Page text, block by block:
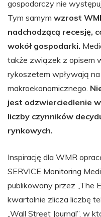
gospodarczy nie
Tym samym wzrost
nadchodzącą recesję,
wokół gospodarki.
także związek z opisem
rykoszetem wpływają
makroekonomicznego.
jest odzwierciedlenie
liczby czynników
rynkowych.
Inspirację dla WMR
SERVICE Monitoring
publikowany przez „The
kwartalnie zlicza liczbę
„Wall Street Journal”, w